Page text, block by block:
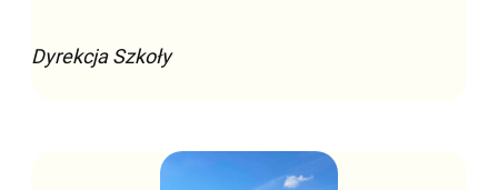
Dyrekcja Szkoły